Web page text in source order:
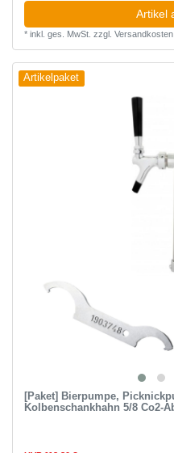
Artikel
* inkl. ges. MwSt. zzgl. Versandkosten
Artikelpaket
[Paket] Bierpumpe,
Kolbenschankhahn 5/8 Co2-